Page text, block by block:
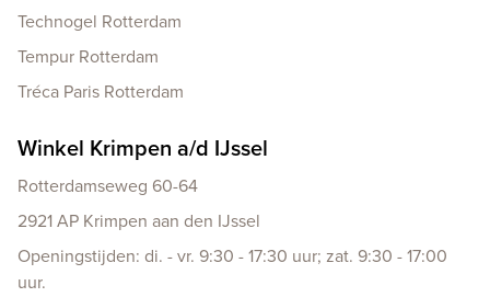
Technogel Rotterdam
Tempur Rotterdam
Tréca Paris Rotterdam
Winkel Krimpen a/d IJssel
Rotterdamseweg 60-64
2921 AP Krimpen aan den IJssel
Openingstijden: di. - vr. 9:30 - 17:30 uur; zat. 9:30 - 17:00
uur.